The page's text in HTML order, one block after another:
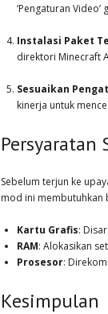
‘Pengaturan Video’
Instalasi Paket
direktori Minecraft
Sesuaikan
kinerja untuk
Persyaratan
Sebelum terjun ke
mod ini membutuhkan
Kartu Grafis:
RAM: Alokasikan
Prosesor:
Kesimpulan